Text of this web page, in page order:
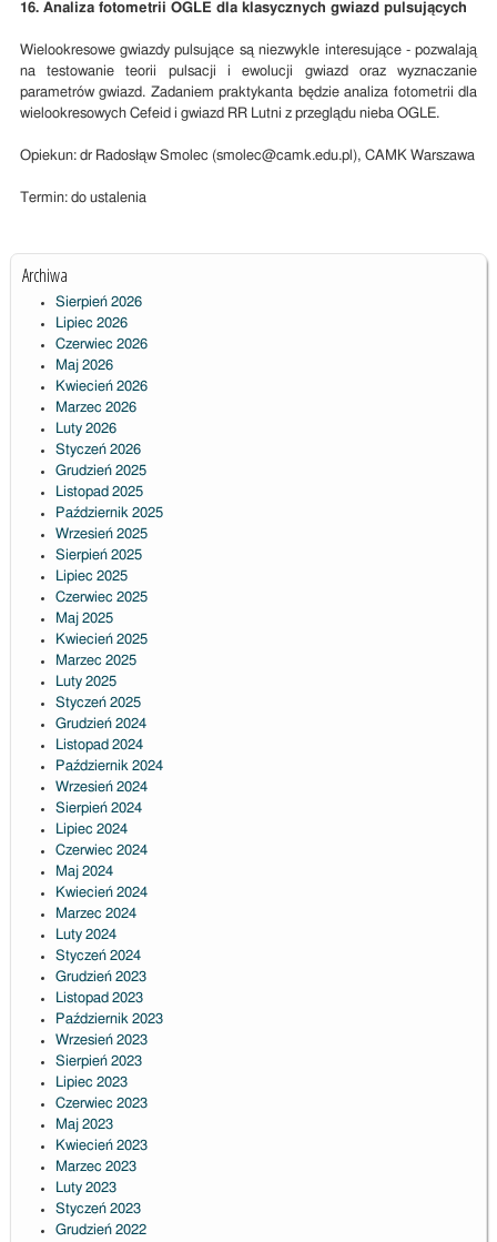
16. Analiza fotometrii OGLE dla klasycznych gwiazd pulsujących
Wielookresowe gwiazdy pulsujące są niezwykle interesujące - pozwalają
na testowanie teorii pulsacji i ewolucji gwiazd oraz wyznaczanie
parametrów gwiazd. Zadaniem praktykanta będzie analiza fotometrii dla
wielookresowych Cefeid i gwiazd RR Lutni z przeglądu nieba OGLE.
Opiekun: dr Radosłąw Smolec (smolec@camk.edu.pl), CAMK Warszawa
Termin: do ustalenia
Archiwa
Sierpień 2026
Lipiec 2026
Czerwiec 2026
Maj 2026
Kwiecień 2026
Marzec 2026
Luty 2026
Styczeń 2026
Grudzień 2025
Listopad 2025
Październik 2025
Wrzesień 2025
Sierpień 2025
Lipiec 2025
Czerwiec 2025
Maj 2025
Kwiecień 2025
Marzec 2025
Luty 2025
Styczeń 2025
Grudzień 2024
Listopad 2024
Październik 2024
Wrzesień 2024
Sierpień 2024
Lipiec 2024
Czerwiec 2024
Maj 2024
Kwiecień 2024
Marzec 2024
Luty 2024
Styczeń 2024
Grudzień 2023
Listopad 2023
Październik 2023
Wrzesień 2023
Sierpień 2023
Lipiec 2023
Czerwiec 2023
Maj 2023
Kwiecień 2023
Marzec 2023
Luty 2023
Styczeń 2023
Grudzień 2022